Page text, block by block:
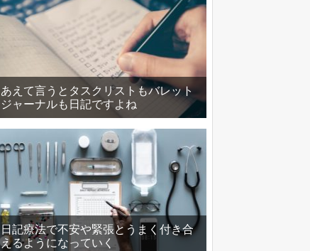
あえて言うとタスクリストもバレット
ジャーナルも日記ですよね
日記療法で不安や緊張とうまく付き合
えるようになっていく